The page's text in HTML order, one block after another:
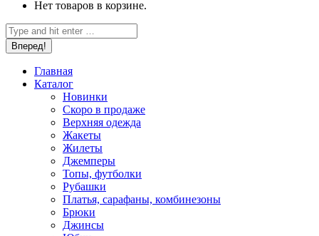
Нет товаров в корзине.
Поиск:
Главная
Каталог
Новинки
Скоро в продаже
Верхняя одежда
Жакеты
Жилеты
Джемперы
Топы, футболки
Рубашки
Платья, сарафаны, комбинезоны
Брюки
Джинсы